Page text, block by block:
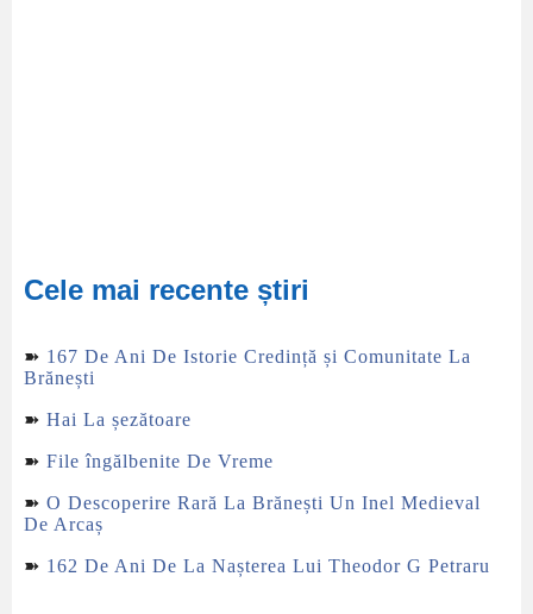
Cele mai recente știri
➽ 167 De Ani De Istorie Credință și Comunitate La
Brănești
➽ Hai La șezătoare
➽ File îngălbenite De Vreme
➽ O Descoperire Rară La Brănești Un Inel Medieval
De Arcaș
➽ 162 De Ani De La Nașterea Lui Theodor G Petraru